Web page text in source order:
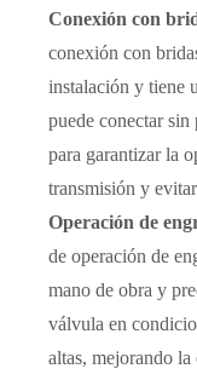
Conexión con
conexión con
instalación y tiene
puede conectar sin
para garantizar la
transmisión y
Operación de
de operación de
mano de obra y
válvula en
altas, mejorando